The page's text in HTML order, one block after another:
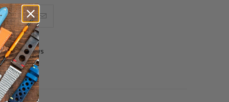
Compartir
esto
en
Pinterest
0 reviews